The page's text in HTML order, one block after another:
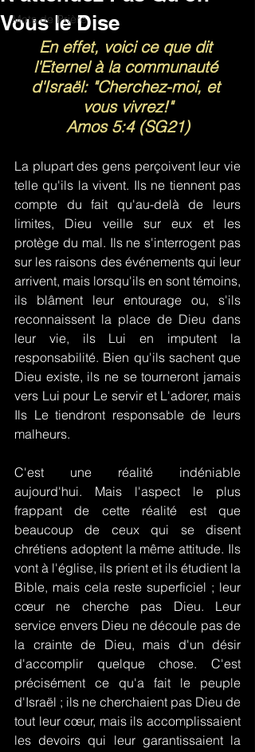
Mots de Prière
Vous le Dise
En effet, voici ce que dit
l'Eternel à la communauté
d'Israël: "Cherchez-moi, et
vous vivrez!"
Amos 5:4 (SG21)
La plupart des gens perçoivent leur vie
telle qu'ils la vivent. Ils ne tiennent pas
compte du fait qu'au-delà de leurs
limites, Dieu veille sur eux et les
protège du mal. Ils ne s'interrogent pas
sur les raisons des événements qui leur
arrivent, mais lorsqu'ils en sont témoins,
ils blâment leur entourage ou, s'ils
reconnaissent la place de Dieu dans
leur vie, ils Lui en imputent la
responsabilité. Bien qu'ils sachent que
Dieu existe, ils ne se tourneront jamais
vers Lui pour Le servir et L'adorer, mais
Ils Le tiendront responsable de leurs
malheurs.
C'est une réalité indéniable
aujourd'hui. Mais l'aspect le plus
frappant de cette réalité est que
beaucoup de ceux qui se disent
chrétiens adoptent la même attitude. Ils
vont à l'église, ils prient et ils étudient la
Bible, mais cela reste superficiel ; leur
cœur ne cherche pas Dieu. Leur
service envers Dieu ne découle pas de
la crainte de Dieu, mais d'un désir
d'accomplir quelque chose. C'est
précisément ce qu'a fait le peuple
d'Israël ; ils ne cherchaient pas Dieu de
tout leur cœur, mais ils accomplissaient
les devoirs qui leur garantissaient la